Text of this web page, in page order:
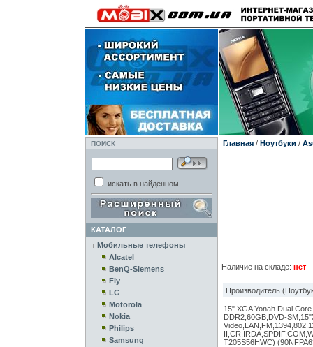
ПОИСК
искать в найденном
КАТАЛОГ
Мобильные телефоны
Alcatel
BenQ-Siemens
Fly
LG
Motorola
Nokia
Philips
Samsung
Главная/ Ноутбуки /
Наличие на складе: нет
Производитель
15" XGA Yonah Dual
DDR2,60GB,DVD-
T205S56HWC)